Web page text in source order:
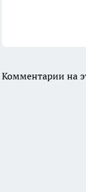
Комментарии на